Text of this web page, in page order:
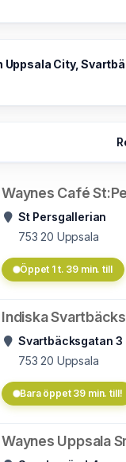
Uppsala City,
Waynes Café
St Persgallerian
753 20 Uppsala
Öppet 1 t. 39 min. till
Indiska
Svartbäcksgatan 3
753 20 Uppsala
Bara öppet 39 min. till!
Waynes Uppsala